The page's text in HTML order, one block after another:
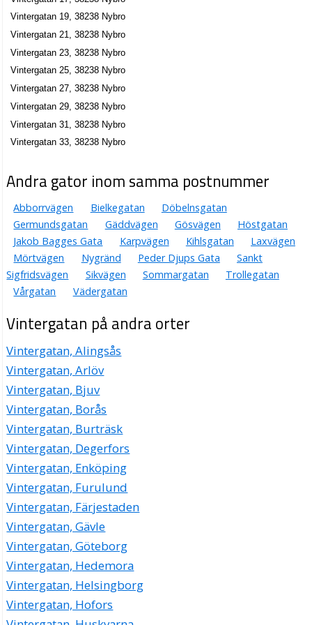
Vintergatan 19, 38238 Nybro
Vintergatan 21, 38238 Nybro
Vintergatan 23, 38238 Nybro
Vintergatan 25, 38238 Nybro
Vintergatan 27, 38238 Nybro
Vintergatan 29, 38238 Nybro
Vintergatan 31, 38238 Nybro
Vintergatan 33, 38238 Nybro
Andra gator inom samma postnummer
Abborrvägen Bielkegatan
Döbelnsgatan
Germundsgatan
Gäddvägen Gösvägen
Höstgatan
Jakob Bagges Gata
Karpvägen Kihlsgatan
Laxvägen
Mörtvägen
Nygränd Peder Djups Gata
Sankt
Sigfridsvägen
Sikvägen Sommargatan
Trollegatan
Vårgatan
Vädergatan
Vintergatan på andra orter
Vintergatan, Alingsås
Vintergatan, Arlöv
Vintergatan, Bjuv
Vintergatan, Borås
Vintergatan, Burträsk
Vintergatan, Degerfors
Vintergatan, Enköping
Vintergatan, Furulund
Vintergatan, Färjestaden
Vintergatan, Gävle
Vintergatan, Göteborg
Vintergatan, Hedemora
Vintergatan, Helsingborg
Vintergatan, Hofors